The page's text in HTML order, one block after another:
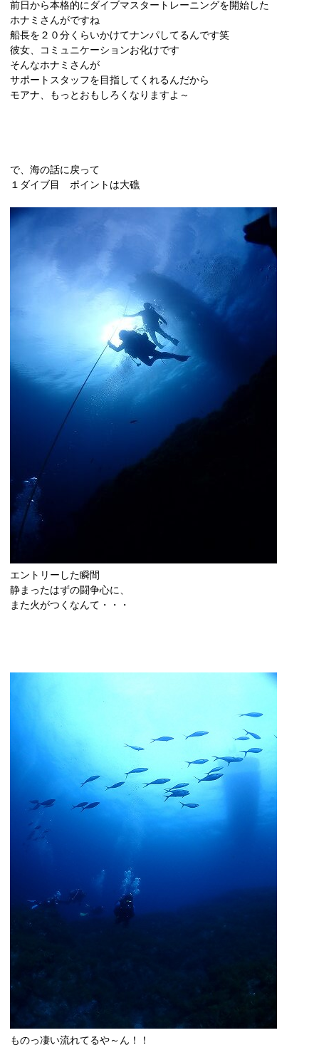
前日から本格的にダイブマスタートレーニングを開始した
ホナミさんがですね
船長を２０分くらいかけてナンパしてるんです笑
彼女、コミュニケーションお化けです
そんなホナミさんが
サポートスタッフを目指してくれるんだから
モアナ、もっとおもしろくなりますよ～
で、海の話に戻って
１ダイブ目 ポイントは大礁
エントリーした瞬間
静まったはずの闘争心に、
また火がつくなんて・・・
ものっ凄い流れてるや～ん！！